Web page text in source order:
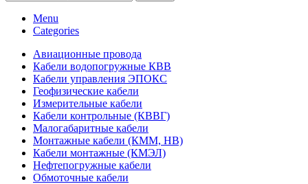
Menu
Categories
Авиационные провода
Кабели водопогружные КВВ
Кабели управления ЭПОКС
Геофизические кабели
Измерительные кабели
Кабели контрольные (КВВГ)
Малогабаритные кабели
Монтажные кабели (КММ, НВ)
Кабели монтажные (КМЭЛ)
Нефтепогружные кабели
Обмоточные кабели